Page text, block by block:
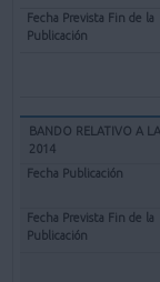
BANDO RELATIVO A
2014